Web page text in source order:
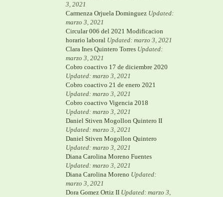
3, 2021
Carmenza Orjuela Dominguez Updated:
marzo 3, 2021
Circular 006 del 2021 Modificacion
horario laboral Updated: marzo 3, 2021
Clara Ines Quintero Torres Updated:
marzo 3, 2021
Cobro coactivo 17 de diciembre 2020
Updated: marzo 3, 2021
Cobro coactivo 21 de enero 2021
Updated: marzo 3, 2021
Cobro coactivo Vigencia 2018
Updated: marzo 3, 2021
Daniel Stiven Mogollon Quintero II
Updated: marzo 3, 2021
Daniel Stiven Mogollon Quintero
Updated: marzo 3, 2021
Diana Carolina Moreno Fuentes
Updated: marzo 3, 2021
Diana Carolina Moreno Updated:
marzo 3, 2021
Dora Gomez Ortiz II Updated: marzo 3,